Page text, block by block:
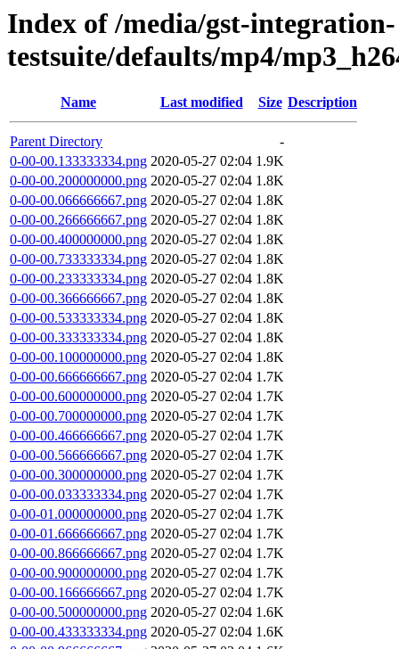
Index of /media/gst-integration-
testsuite/defaults/mp4/
Name Last modified Size Description
Parent Directory
-
0-00-00.133333334.png 2020-05-27 02:04 1.9K
0-00-00.200000000.png 2020-05-27 02:04 1.8K
0-00-00.066666667.png 2020-05-27 02:04 1.8K
0-00-00.266666667.png 2020-05-27 02:04 1.8K
0-00-00.400000000.png 2020-05-27 02:04 1.8K
0-00-00.733333334.png 2020-05-27 02:04 1.8K
0-00-00.233333334.png 2020-05-27 02:04 1.8K
0-00-00.366666667.png 2020-05-27 02:04 1.8K
0-00-00.533333334.png 2020-05-27 02:04 1.8K
0-00-00.333333334.png 2020-05-27 02:04 1.8K
0-00-00.100000000.png 2020-05-27 02:04 1.8K
0-00-00.666666667.png 2020-05-27 02:04 1.7K
0-00-00.600000000.png 2020-05-27 02:04 1.7K
0-00-00.700000000.png 2020-05-27 02:04 1.7K
0-00-00.466666667.png 2020-05-27 02:04 1.7K
0-00-00.566666667.png 2020-05-27 02:04 1.7K
0-00-00.300000000.png 2020-05-27 02:04 1.7K
0-00-00.033333334.png 2020-05-27 02:04 1.7K
0-00-01.000000000.png 2020-05-27 02:04 1.7K
0-00-01.666666667.png 2020-05-27 02:04 1.7K
0-00-00.866666667.png 2020-05-27 02:04 1.7K
0-00-00.900000000.png 2020-05-27 02:04 1.7K
0-00-00.166666667.png 2020-05-27 02:04 1.7K
0-00-00.500000000.png 2020-05-27 02:04 1.6K
0-00-00.433333334.png 2020-05-27 02:04 1.6K